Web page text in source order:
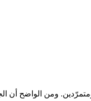
ومتمرّدين. ومن الواضح